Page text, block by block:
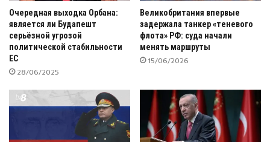
Очередная выходка Орбана:
является ли Будапешт
серьёзной угрозой
политической стабильности
ЕС
28/06/2025
Великобритания впервые
задержала танкер «теневого
флота» РФ: суда начали
менять маршруты
15/06/2026